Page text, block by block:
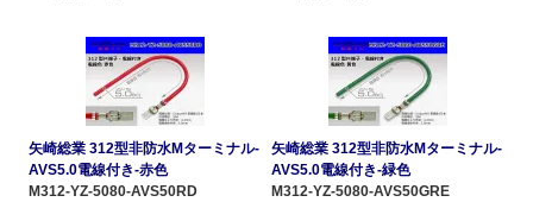
矢崎総業 312型非防水Mターミナル-
AVS5.0電線付き-赤色
M312-YZ-5080-AVS50RD
矢崎総業 312型非防水Mターミナル-
AVS5.0電線付き-緑色
M312-YZ-5080-AVS50GRE